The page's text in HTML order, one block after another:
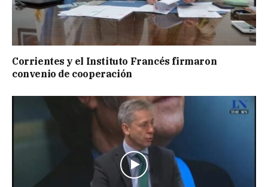
Corrientes y el Instituto Francés firmaron
convenio de cooperación